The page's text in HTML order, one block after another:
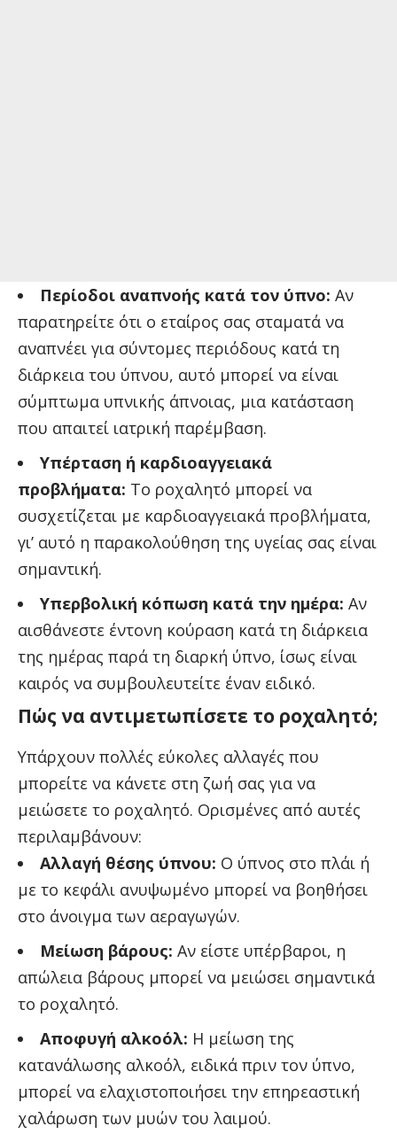
Περίοδοι αναπνοής κατά τον ύπνο: Αν
παρατηρείτε ότι ο εταίρος σας σταματά να
αναπνέει για σύντομες περιόδους κατά τη
διάρκεια του ύπνου, αυτό μπορεί να είναι
σύμπτωμα υπνικής άπνοιας, μια κατάσταση
που απαιτεί ιατρική παρέμβαση.
Υπέρταση ή καρδιοαγγειακά
προβλήματα: Το ροχαλητό μπορεί να
συσχετίζεται με καρδιοαγγειακά προβλήματα,
γι’ αυτό η παρακολούθηση της υγείας σας είναι
σημαντική.
Υπερβολική κόπωση κατά την ημέρα: Αν
αισθάνεστε έντονη κούραση κατά τη διάρκεια
της ημέρας παρά τη διαρκή ύπνο, ίσως είναι
καιρός να συμβουλευτείτε έναν ειδικό.
Πώς να αντιμετωπίσετε το ροχαλητό;
Υπάρχουν πολλές εύκολες αλλαγές που
μπορείτε να κάνετε στη ζωή σας για να
μειώσετε το ροχαλητό. Ορισμένες από αυτές
περιλαμβάνουν:
Αλλαγή θέσης ύπνου: Ο ύπνος στο πλάι ή
με το κεφάλι ανυψωμένο μπορεί να βοηθήσει
στο άνοιγμα των αεραγωγών.
Μείωση βάρους: Αν είστε υπέρβαροι, η
απώλεια βάρους μπορεί να μειώσει σημαντικά
το ροχαλητό.
Αποφυγή αλκοόλ: Η μείωση της
κατανάλωσης αλκοόλ, ειδικά πριν τον ύπνο,
μπορεί να ελαχιστοποιήσει την επηρεαστική
χαλάρωση των μυών του λαιμού.